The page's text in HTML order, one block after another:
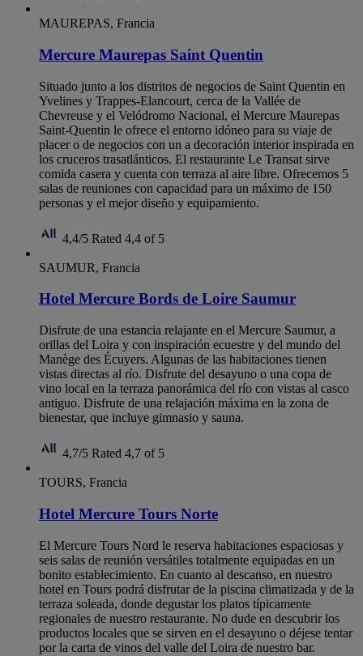
MAUREPAS, Francia
Mercure Maurepas Saint Quentin
Situado junto a los distritos de negocios de Saint Quentin en
Yvelines y Trappes-Elancourt, cerca de la Vallée de
Chevreuse y el Velódromo Nacional, el Mercure Maurepas
Saint-Quentin le ofrece el entorno idóneo para su viaje de
placer o de negocios con un a decoración interior inspirada en
los cruceros trasatlánticos. El restaurante Le Transat sirve
comida casera y cuenta con terraza al aire libre. Ofrecemos 5
salas de reuniones con capacidad para un máximo de 150
personas y el mejor diseño y equipamiento.
4,4/5 Rated 4,4 of 5
SAUMUR, Francia
Hotel Mercure Bords de Loire Saumur
Disfrute de una estancia relajante en el Mercure Saumur, a
orillas del Loira y con inspiración ecuestre y del mundo del
Manège des Écuyers. Algunas de las habitaciones tienen
vistas directas al río. Disfrute del desayuno o una copa de
vino local en la terraza panorámica del río con vistas al casco
antiguo. Disfrute de una relajación máxima en la zona de
bienestar, que incluye gimnasio y sauna.
4,7/5 Rated 4,7 of 5
TOURS, Francia
Hotel Mercure Tours Norte
El Mercure Tours Nord le reserva habitaciones espaciosas y
seis salas de reunión versátiles totalmente equipadas en un
bonito establecimiento. En cuanto al descanso, en nuestro
hotel en Tours podrá disfrutar de la piscina climatizada y de la
terraza soleada, donde degustar los platos típicamente
regionales de nuestro restaurante. No dude en descubrir los
productos locales que se sirven en el desayuno o déjese tentar
por la carta de vinos del valle del Loira de nuestro bar.